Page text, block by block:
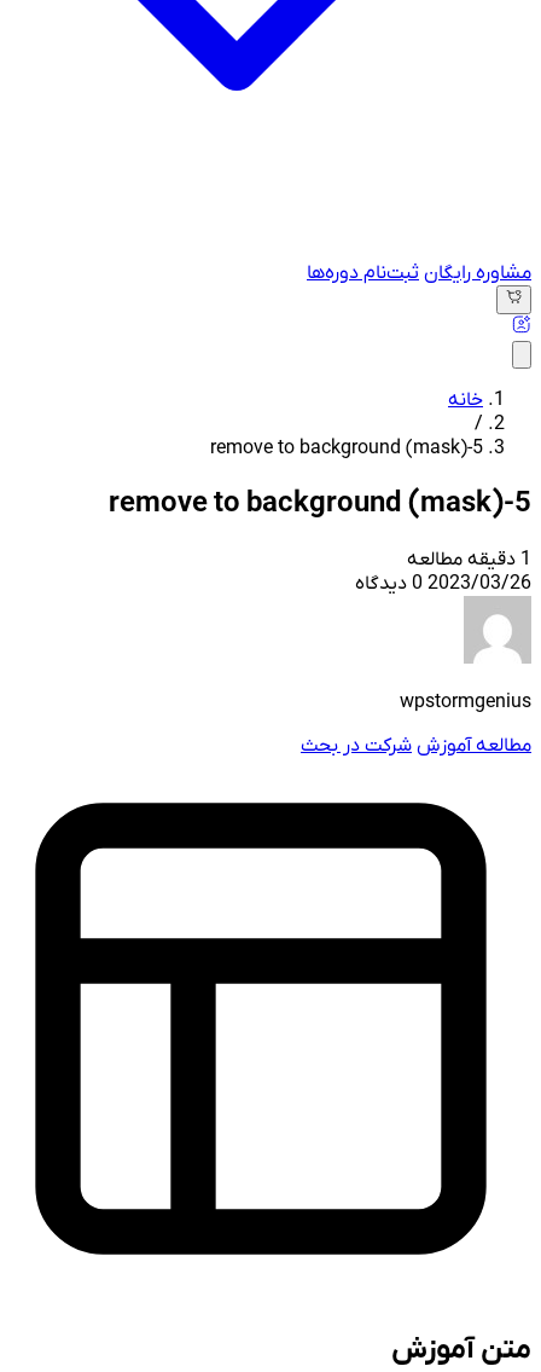
مشاوره رایگان ثبت‌نام دوره‌ها
خانه
/
remove to background (mask)-5
remove to background (mask)-5
2023/03/26 0 دیدگاه
wpstormgenius
مطالعه آموزش شرکت در بحث
متن آموزش